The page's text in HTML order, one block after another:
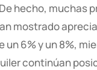
hecho, muchas
mostrado
un 6% y un 8%,
continúan